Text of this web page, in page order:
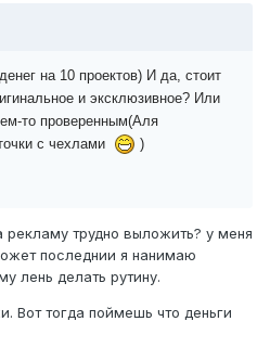
на 10 проектов) И да, стоит
и эксклюзивное? Или
то проверенным(Аля
с чехлами
)
рекламу трудно выложить? у меня
последнии я нанимаю
лень делать рутину.
Вот тогда поймешь что деньги